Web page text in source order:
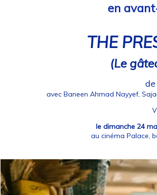
en
THE
(Le
de
avec Baneen Ahmad Nayyef,
le dimanche 24
au cinéma Palace,